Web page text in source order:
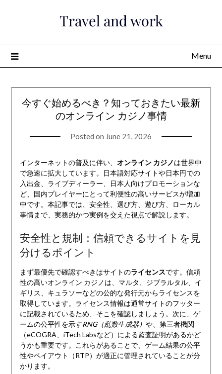
Travel and work
Menu
今すぐ始めるべき？知っておきたい最新
のオンライン カジノ事情
Posted on June 21, 2026
インターネットの普及に伴い、 オンライン カジノは世界中
で急速に拡大しています。日本語対応サイトや日本円での
入出金、ライブディーラー、日本人向けプロモーションな
ど、国内プレイヤーにとって利便性の高いサービスが増加
中です。本記事では、安全性、選び方、遊び方、ローカル
事情まで、実務的かつ実例を交えた視点で解説します。
安全性と規制：信頼できるサイトを見
分けるポイント
まず最優先で確認すべきはサイトのライセンスです。信頼
性の高いオンライン カジノは、マルタ、ジブラルタル、イ
ギリス、キュラソーなどの公的な発行元からライセンスを
取得しています。ライセンス情報は通常サイトのフッター
に記載されているため、そこを確認しましょう。次に、ゲ
ームの公平性を示すRNG（乱数生成器） や、第三者機関
（eCOGRA、iTech Labsなど）による監査証明があるかど
うかも重要です。これらがあることで、ゲーム結果の公平
性やペイアウト（RTP）が適正に管理されていることが分
かります。